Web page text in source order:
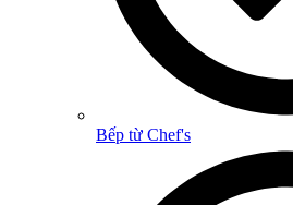
Bếp từ Chef's